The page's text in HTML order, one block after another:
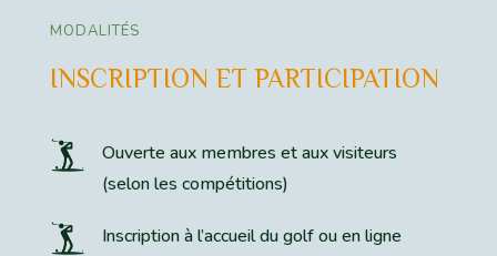
MODALITÉS
INSCRIPTION ET PARTICIPATION
Ouverte aux membres et aux visiteurs
(selon les compétitions)
Inscription à l’accueil du golf ou en ligne